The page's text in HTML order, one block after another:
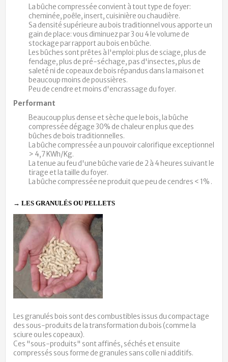
La bûche compressée convient à tout type de foyer:
cheminée, poêle, insert, cuisinière ou chaudière.
Sa densité supérieure au bois traditionnel vous apporte un
gain de place: vous diminuez par 3 ou 4 le volume de
stockage par rapport au bois en bûche.
Les bûches sont prêtes à l'emploi: plus de sciage, plus de
fendage, plus de pré-séchage, pas d'insectes, plus de
saleté ni de copeaux de bois répandus dans la maison et
beaucoup moins de poussières.
Peu de cendre et moins d'encrassage du foyer.
Performant
Beaucoup plus dense et sèche que le bois, la bûche
compressée dégage 30% de chaleur en plus que des
bûches de bois traditionnelles.
La bûche compressée a un pouvoir calorifique exceptionnel
> 4,7 KWh/Kg.
La tenue au feu d'une bûche varie de 2 à 4 heures suivant le
tirage et la taille du foyer.
La bûche compressée ne produit que peu de cendres < 1% .
→ LES GRANULÉS OU PELLETS
Les granulés bois sont des combustibles issus du compactage
des sous-produits de la transformation du bois (comme la
sciure ou les copeaux).
Ces "sous-produits" sont affinés, séchés et ensuite
compressés sous forme de granules sans colle ni additifs.